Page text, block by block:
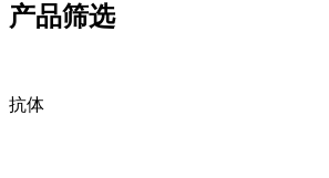
产品筛选
抗体